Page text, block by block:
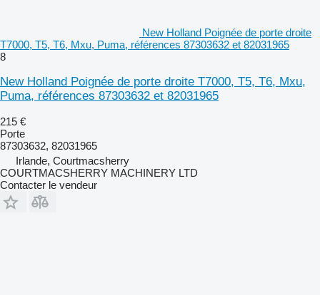
New Holland Poignée de porte droite
T7000, T5, T6, Mxu, Puma, références 87303632 et 82031965
8
New Holland Poignée de porte droite T7000, T5, T6, Mxu,
Puma, références 87303632 et 82031965
215 €
Porte
87303632, 82031965
Irlande, Courtmacsherry
COURTMACSHERRY MACHINERY LTD
Contacter le vendeur